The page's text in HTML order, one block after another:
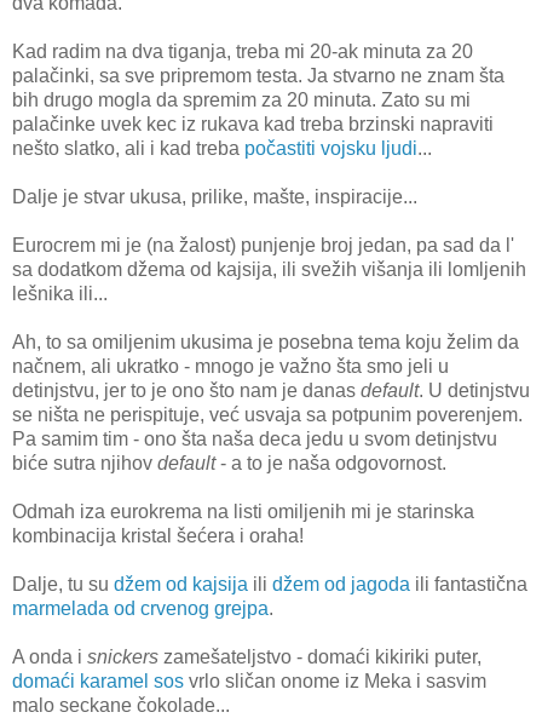
Kad radim na dva tiganja, treba mi 20-ak minuta za 20
palačinki, sa sve pripremom testa. Ja stvarno ne znam šta
bih drugo mogla da spremim za 20 minuta. Zato su mi
palačinke uvek kec iz rukava kad treba brzinski napraviti
nešto slatko, ali i kad treba počastiti vojsku ljudi...
Dalje je stvar ukusa, prilike, mašte, inspiracije...
Eurocrem mi je (na žalost) punjenje broj jedan, pa sad da l'
sa dodatkom džema od kajsija, ili svežih višanja ili lomljenih
lešnika ili...
Ah, to sa omiljenim ukusima je posebna tema koju želim da
načnem, ali ukratko - mnogo je važno šta smo jeli u
detinjstvu, jer to je ono što nam je danas default. U detinjstvu
se ništa ne perispituje, već usvaja sa potpunim poverenjem.
Pa samim tim - ono šta naša deca jedu u svom detinjstvu
biće sutra njihov default- a to je naša odgovornost.
Odmah iza eurokrema na listi omiljenih mi je starinska
kombinacija kristal šećera i oraha!
Dalje, tu su džem od kajsija ili džem od jagoda ili fantastična
marmelada od crvenog grejpa.
A onda i snickers zamešateljstvo - domaći kikiriki puter,
domaći karamel sos vrlo sličan onome iz Meka i sasvim
malo seckane čokolade...